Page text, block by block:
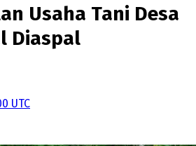
Usaha Tani Desa
Diaspal
UTC